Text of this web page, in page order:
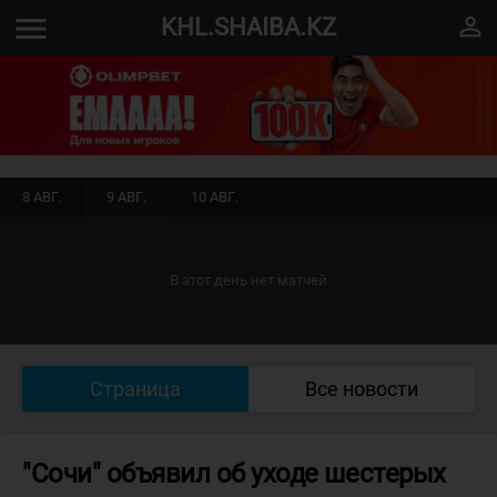
menu KHL.SHAIBA.KZ perm_identity
8 АВГ. 9 АВГ. 10 АВГ.
В этот день нет матчей
Страница Все новости
"Сочи" объявил об уходе шестерых